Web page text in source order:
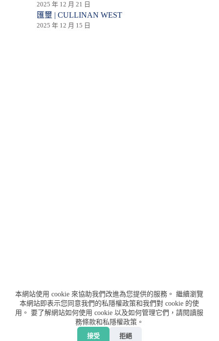
本網站使用 cookie 來協助我們改進為您提供的服務。
繼續瀏覽
本網站即表示您同意我們的私隱權政策和我們對 cookie 的使
用。
要了解網站如何使用 cookie 以及如何管理它們，請閱讀服
務條款和私隱權政策。
接受 拒絕
2025 年 12 月 21 日
匯壐 | CULLINAN WEST
2025 年 12 月 15 日
服務條款 私隱權政策